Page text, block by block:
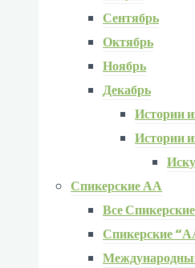
Сентябрь
Октябрь
Ноябрь
Декабрь
Истории
Истории
Спикерские АА
Все Спикерские
Спикерские